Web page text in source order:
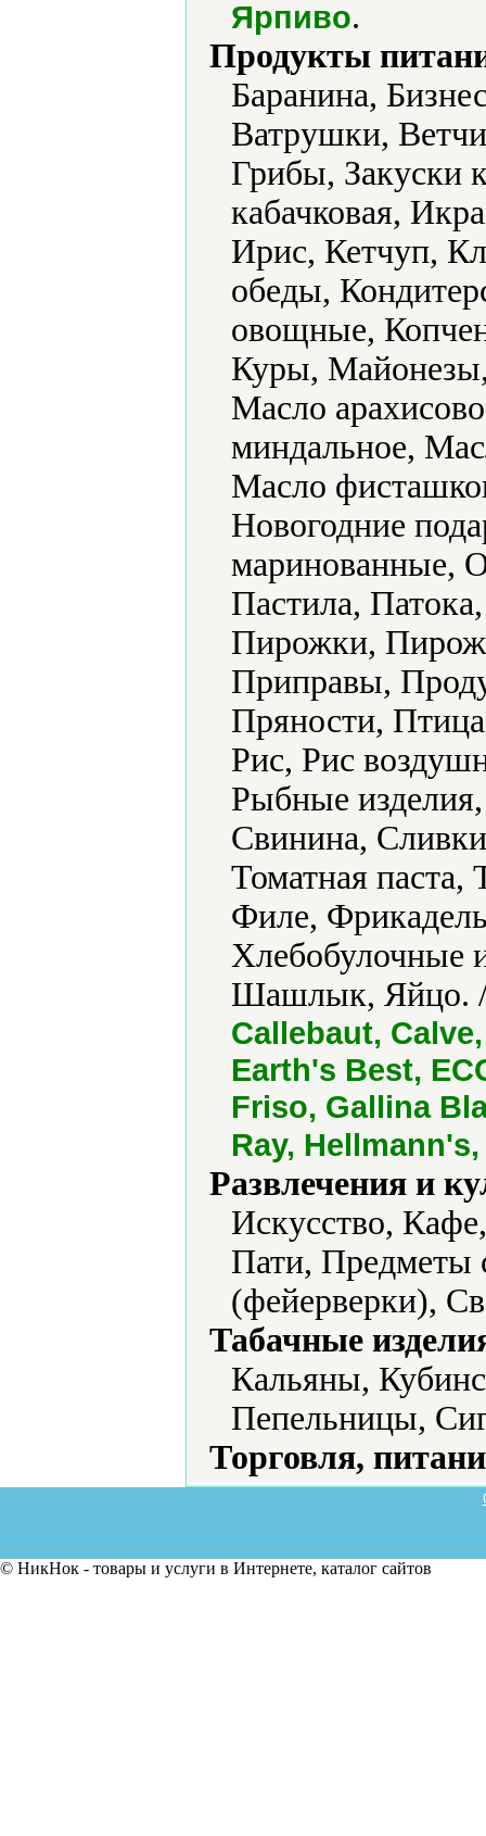
Ярпиво.
Продукты
Баранина,
Ватрушки,
Грибы, Закуски
кабачковая,
Ирис, Кетчуп,
обеды,
овощные,
Куры,
Масло
миндальное,
Масло
Новогодние
маринованные,
Пастила,
Пирожки,
Приправы,
Пряности,
Рис, Рис
Рыбные
Свинина,
Томатная
Филе,
Хлебобулочные
Шашлык, Яйцо.
Callebaut,
Earth's Best,
Friso, Gallina
Ray,
Развлечения и
Искусство,
Пати, Предметы
(фейерверки),
Табачные
Кальяны,
Пепельницы,
Торговля,
© НикНок - товары и услуги в Интернете, каталог сайтов